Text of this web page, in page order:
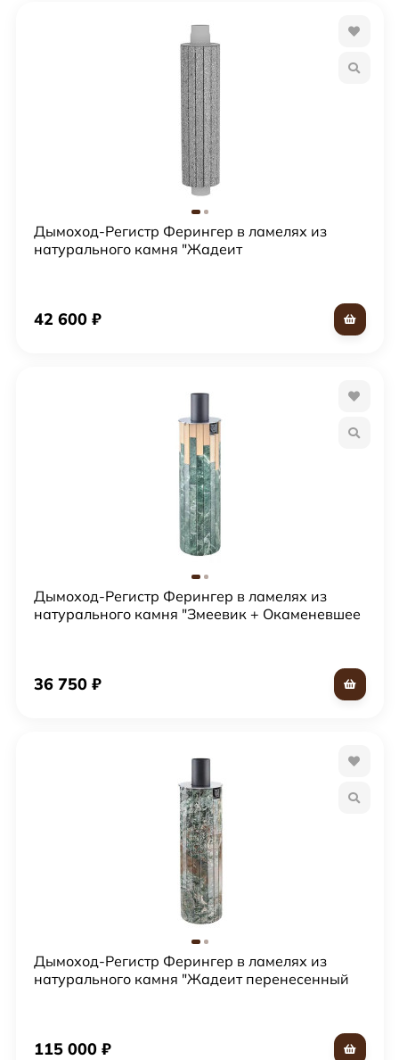
Дымоход-Регистр Ферингер в ламелях из
натурального камня "Жадеит
42 600 ₽
Дымоход-Регистр Ферингер в ламелях из
натурального камня "Змеевик + Окаменевшее
36 750 ₽
Дымоход-Регистр Ферингер в ламелях из
натурального камня "Жадеит перенесенный
115 000 ₽